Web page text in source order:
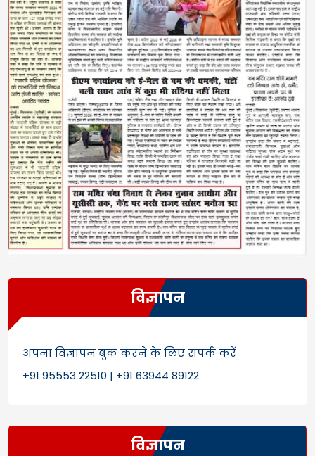
विज्ञापन
अपना विज्ञापन बुक करने के लिए संपर्क करें
+91 95553 22510 | +91 63944 89122
विज्ञापन